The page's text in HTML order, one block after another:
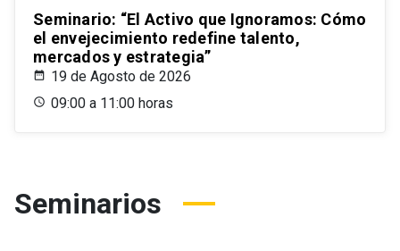
Seminario: “El Activo que Ignoramos: Cómo
el envejecimiento redefine talento,
mercados y estrategia”
19 de Agosto de 2026
09:00 a 11:00 horas
Seminarios